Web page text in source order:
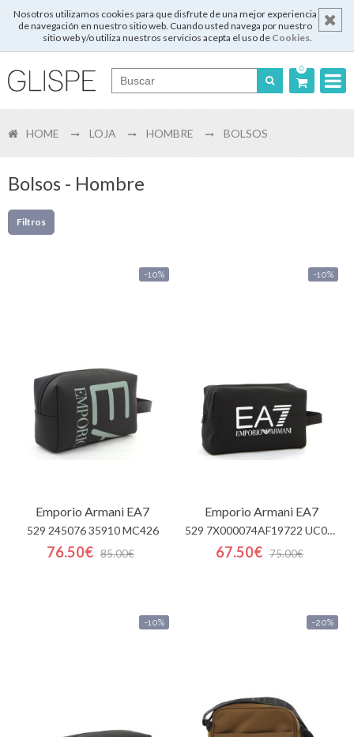
Nosotros utilizamos cookies para que disfrute de una mejor experiencia
de navegación en nuestro sitio web. Cuando usted navega por nuestro
sitio web y/o utiliza nuestros servicios acepta el uso de Cookies.
0
English
Mi
cesta
Contactos
HOME LOJA HOMBRE BOLSOS
Bolsos - Hombre
Filtros
-10%
Emporio Armani EA7
529 245076 35910 MC426
76.50€ 85.00€
-10%
Emporio Armani EA7
529 7X000074AF19722 UC001
67.50€ 75.00€
-10% -20%